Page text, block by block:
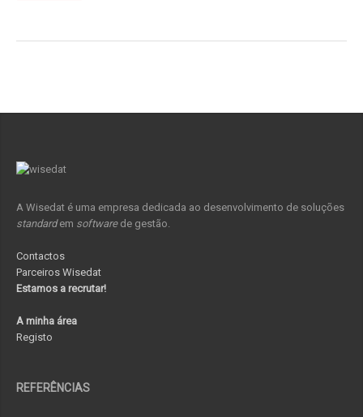
A Wisedat é uma empresa dedicada ao desenvolvimento de soluções
standardem softwarede gestão.
Contactos
Parceiros Wisedat
Estamos a recrutar!
A minha área
Registo
REFERÊNCIAS